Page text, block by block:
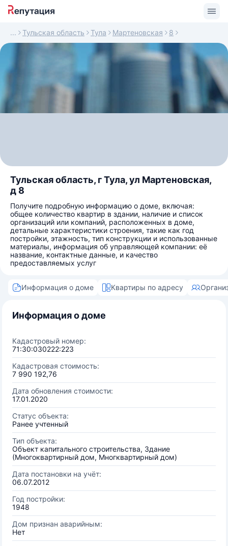
Тульская область Тула Мартеновская 8
Тульская область, г Тула, ул Мартеновская,
д 8
Получите подробную информацию о доме, включая:
общее количество квартир в здании, наличие и список
организаций или компаний, расположенных в доме,
детальные характеристики строения, такие как год
постройки, этажность, тип конструкции и использованные
материалы, информация об управляющей компании: её
название, контактные данные, и качество
предоставляемых услуг
Информация о доме Квартиры по адресу
Информация о доме
Кадастровый номер:
71:30:030222:223
Кадастровая стоимость:
7 990 192,76
Дата обновления стоимости:
17.01.2020
Статус объекта:
Ранее учтенный
Тип объекта:
Объект капитального строительства, Здание
(Многоквартирный дом, Многквартирный дом)
Дата постановки на учёт:
06.07.2012
Год постройки:
1948
Дом признан аварийным:
Нет